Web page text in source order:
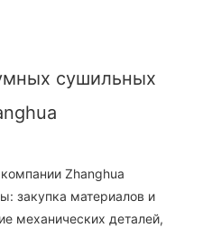
сушильных
Zhanghua
закупка материалов и
механических деталей,